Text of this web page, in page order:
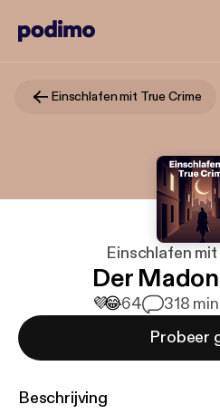
Einschlafen mit True Crime
Einschlafen
Der
💜😂64 318
Probeer
Beschrijving